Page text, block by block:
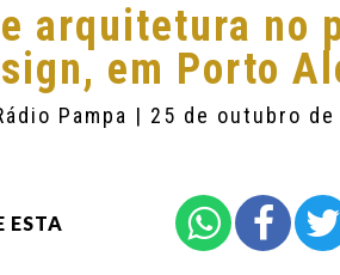
arquitetura no
em Porto
Pampa | 25 de outubro de
ESTA